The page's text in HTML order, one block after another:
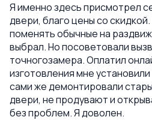
Я именно здесь присмотрел
двери, благо цены со
поменять обычные на
выбрал. Но посоветовали
точногозамера. Оплатил
изготовления мне
сами же демонтировали
двери, не продувают и
без проблем. Я доволен.